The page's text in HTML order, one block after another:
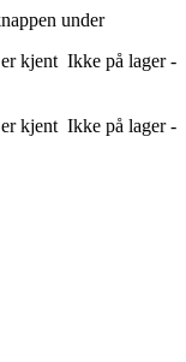
under
kjent Ikke på lager -
kjent Ikke på lager -